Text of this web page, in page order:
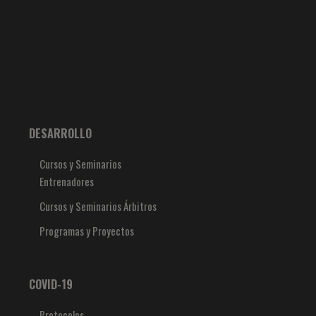
DESARROLLO
Cursos y Seminarios
Entrenadores
Cursos y Seminarios Árbitros
Programas y Proyectos
COVID-19